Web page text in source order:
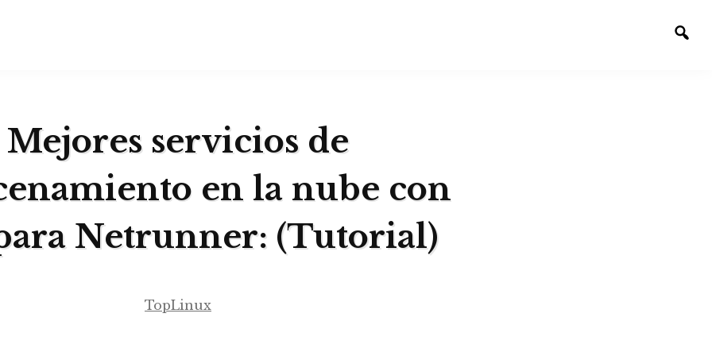
Mejores servicios de
en la nube con
Netrunner: (Tutorial)
TopLinux